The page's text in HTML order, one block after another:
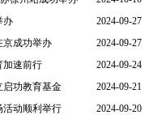
办
2024-09-27
京成功举办
2024-09-27
加速前行
2024-09-24
启功教育基金
2024-09-21
活动顺利举行
2024-09-20